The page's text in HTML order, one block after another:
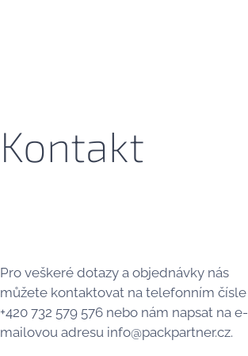
Kontakt
Pro veškeré dotazy a objednávky nás
můžete kontaktovat na telefonním čísle
+420 732 579 576 nebo nám napsat na e-
mailovou adresu info@packpartner.cz.